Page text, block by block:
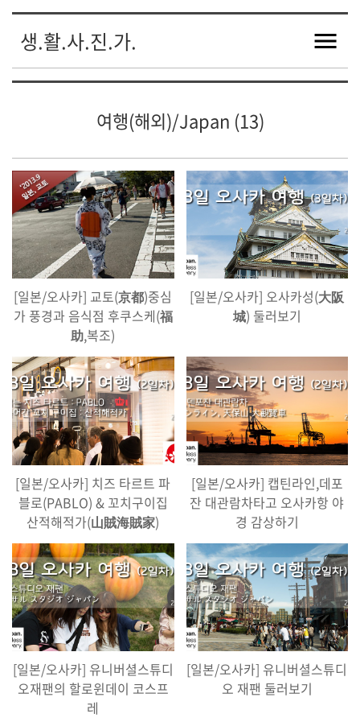
생.활.사.진.가.
여행(해외)/Japan (13)
[일본/오사카] 교토(京都)중심
가 풍경과 음식점 후쿠스케(福
助,복조)
[일본/오사카] 오사카성(大阪
城) 둘러보기
[일본/오사카] 치즈 타르트 파
블로(PABLO) & 꼬치구이집
산적해적가(山賊海賊家)
[일본/오사카] 캡틴라인,데포
잔 대관람차타고 오사카항 야
경 감상하기
[일본/오사카] 유니버셜스튜디
오재팬의 할로윈데이 코스프
레
[일본/오사카] 유니버셜스튜디
오 재팬 둘러보기